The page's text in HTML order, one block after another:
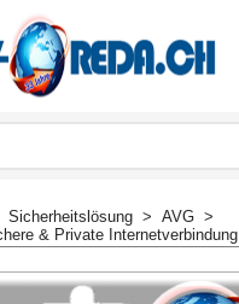
Sicherheitslösung > AVG >
& Private Internetverbindung